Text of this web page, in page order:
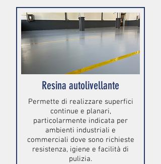
Resina autolivellante
Permette di realizzare superfici
continue e planari,
particolarmente indicata per
ambienti industriali e
commerciali dove sono richieste
resistenza, igiene e facilità di
pulizia.